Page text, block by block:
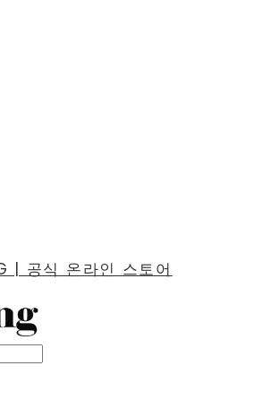
| 공식 온라인 스토어